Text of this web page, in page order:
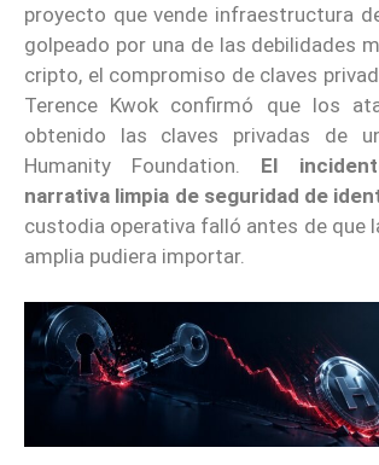
proyecto que vende infraestructura
golpeado por una de las debilidades
cripto, el compromiso de claves
Terence Kwok confirmó que los
obtenido las claves privadas de
Humanity Foundation. El
narrativa limpia de seguridad de
custodia operativa falló antes de que
amplia pudiera importar.